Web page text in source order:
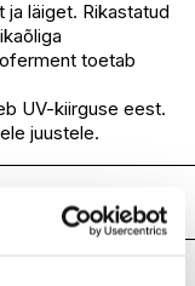
läiget. Rikastatud
toetab
UV-kiirguse eest.
juustele.